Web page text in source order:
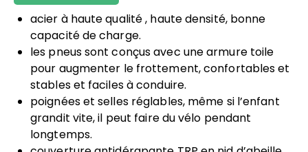
acier à haute qualité , haute densité, bonne
capacité de charge.
les pneus sont conçus avec une armure toile
pour augmenter le frottement, confortables et
stables et faciles à conduire.
poignées et selles réglables, même si l’enfant
grandit vite, il peut faire du vélo pendant
longtemps.